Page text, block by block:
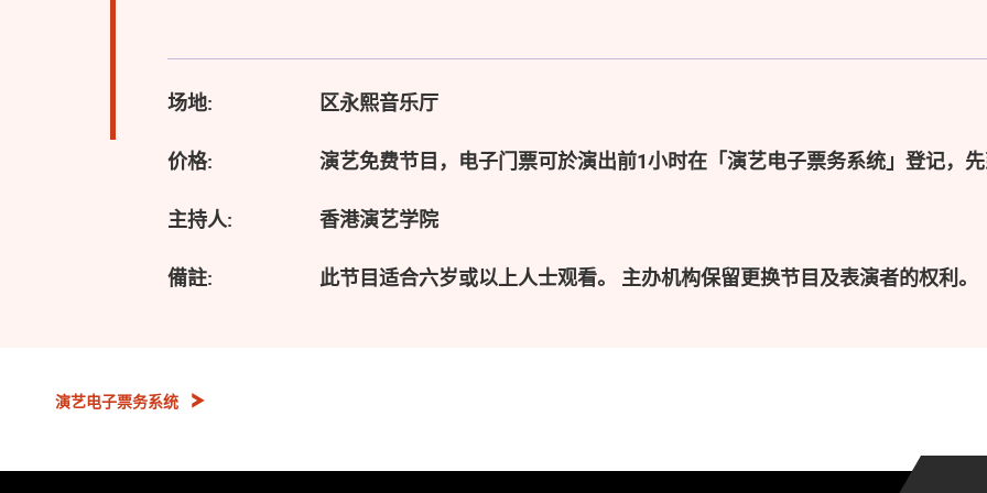
场地: 区永熙音乐厅
价格: 演艺免费节目，电子门票可於演出前1小时在「演艺电子票务系统」登记，
主持人: 香港演艺学院
備註: 此节目适合六岁或以上人士观看。 主办机构保留更换节目及表演者的权利。
演艺电子票务系统